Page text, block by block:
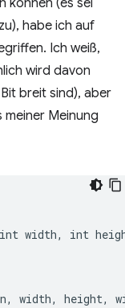
können (es sei
habe ich auf
Ich weiß,
wird davon
breit sind), aber
meiner Meinung
width, int
width, height,